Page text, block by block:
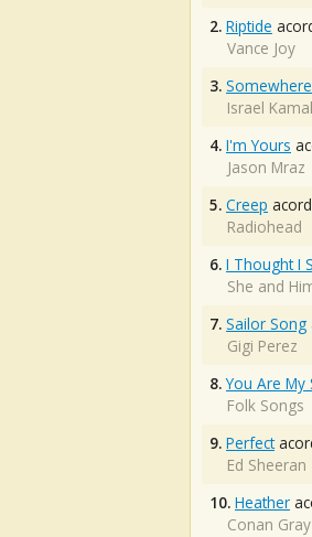
2. Riptide
Vance Joy
3.
Israel
4. I'm Yours
Jason Mraz
5. Creep
Radiohead
6. I Thought I
She and
7. Sailor Song
Gigi Perez
8. You Are My
Folk Songs
9. Perfect
Ed Sheeran
10. Heather
Conan Gray